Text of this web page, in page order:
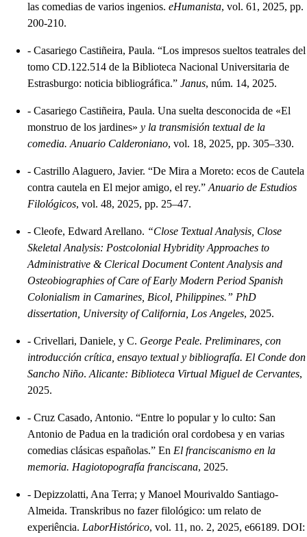
las comedias de varios ingenios. eHumanista, vol. 61, 2025, pp.
200-210.
- Casariego Castiñeira, Paula. “Los impresos sueltos teatrales del
tomo CD.122.514 de la Biblioteca Nacional Universitaria de
Estrasburgo: noticia bibliográfica.” Janus, núm. 14, 2025.
- Casariego Castiñeira, Paula. Una suelta desconocida de «El
monstruo de los jardines» y la transmisión textual de la
comedia. Anuario Calderoniano, vol. 18, 2025, pp. 305–330.
- Castrillo Alaguero, Javier. “De Mira a Moreto: ecos de Cautela
contra cautela en El mejor amigo, el rey.” Anuario de Estudios
Filológicos, vol. 48, 2025, pp. 25–47.
- Cleofe, Edward Arellano. “Close Textual Analysis, Close
Skeletal Analysis: Postcolonial Hybridity Approaches to
Administrative & Clerical Document Content Analysis and
Osteobiographies of Care of Early Modern Period Spanish
Colonialism in Camarines, Bicol, Philippines.” PhD
dissertation, University of California, Los Angeles, 2025.
- Crivellari, Daniele, y C. George Peale. Preliminares, con
introducción crítica, ensayo textual y bibliografía. El Conde don
Sancho Niño. Alicante: Biblioteca Virtual Miguel de Cervantes,
2025.
- Cruz Casado, Antonio. “Entre lo popular y lo culto: San
Antonio de Padua en la tradición oral cordobesa y en varias
comedias clásicas españolas.” En El franciscanismo en la
memoria. Hagiotopografía franciscana, 2025.
- Depizzolatti, Ana Terra; y Manoel Mourivaldo Santiago-
Almeida. Transkribus no fazer filológico: um relato de
experiência. LaborHistórico, vol. 11, no. 2, 2025, e66189. DOI: